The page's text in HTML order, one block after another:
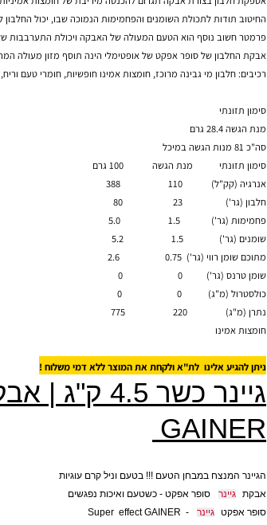
אבקת חלבוןחשובה ביותר!!!
שכאשר זמינות החלבון נמצאת בשפל, לאחר האימון, הגירוי
בצורת אבקה תגרום להכנסה מיריבת של חומצות אמיניות לתאים
לתכולת השומנים והפחמימות הנמוכה שבו, יכול החלבון
נוסף הוא הטעם המעולה של האבקה ויכולת התערבבות שלה עם כל
מי גבינה מרוכז, חומצות אמינו חופשיות, חומרי טעם וריח, צבע
תוספי מזון, צמחי מרפא, ויטמינים, מינרלים, סופלימנטים, פיתוח גוף, דיאטה, חיטובים, חיטוב,
מנת הגשה 100 גרם
110 388
23 80
1.5 5.0
1.5 5.2
(גר') 0.75 2.6
(גר') 0 0
220 775
אלינו לת"א ולקחת את המוצר ללא דמי משלוח !